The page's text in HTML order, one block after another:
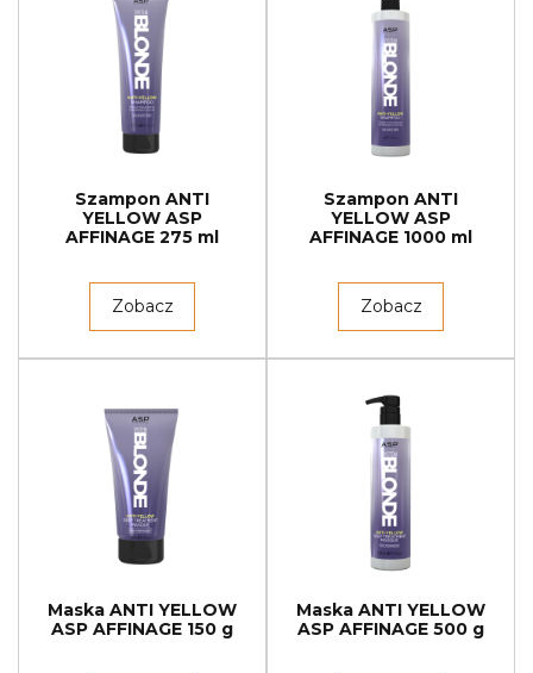
Szampon ANTI
YELLOW ASP
AFFINAGE 275 ml
Zobacz
Szampon ANTI
YELLOW ASP
AFFINAGE 1000 ml
Zobacz
Maska ANTI YELLOW
ASP AFFINAGE 150 g
Maska ANTI YELLOW
ASP AFFINAGE 500 g